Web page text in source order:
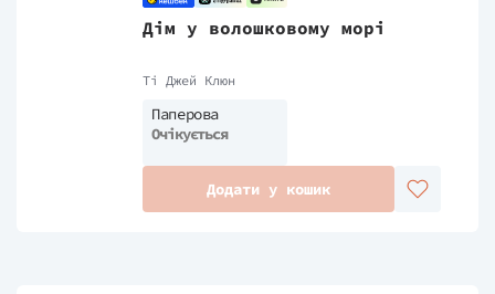
Дім у волошковому морі
Ті Джей Клюн
Паперова
Очікується
Додати у кошик